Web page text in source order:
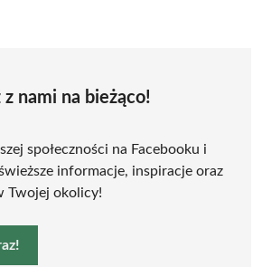
z nami na bieżąco!
społeczności na Facebooku i
informacje, inspiracje oraz
Twojej okolicy!